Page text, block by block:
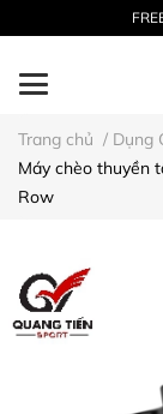
Trang chủ / Dụng
Máy chèo thuyền
Row